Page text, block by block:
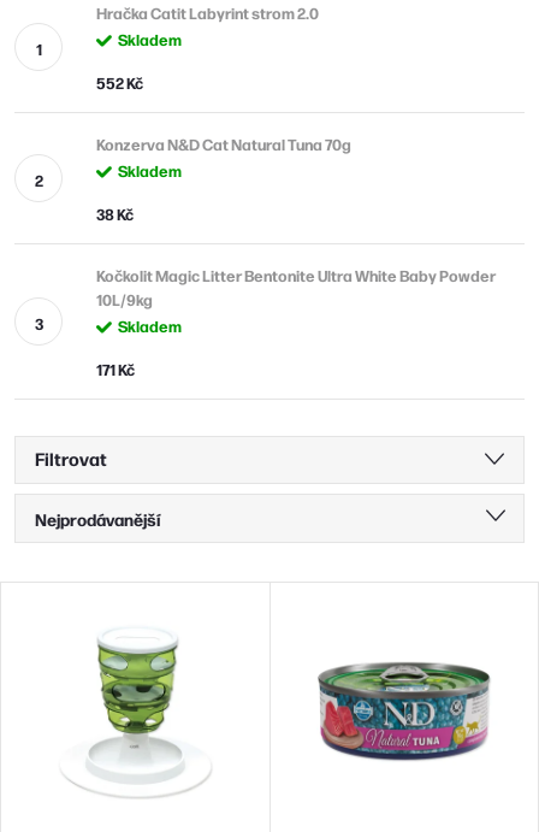
Hračka Catit Labyrint strom 2.0
Skladem
552 Kč
Konzerva N&D Cat Natural Tuna 70g
Skladem
38 Kč
Kočkolit Magic Litter Bentonite Ultra White Baby Powder
10L/9kg
Skladem
171 Kč
Filtrovat
Ř
a
z
Nejprodávanější
Abecedně
V